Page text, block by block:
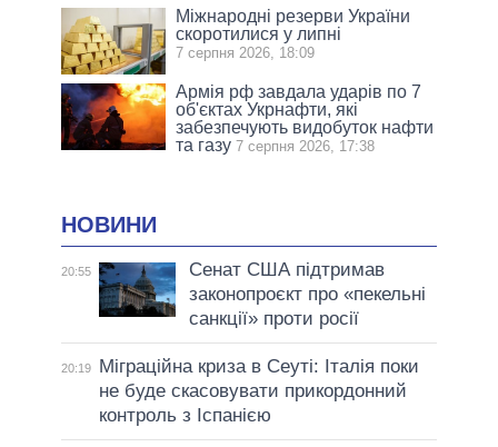
Міжнародні резерви України
скоротилися у липні
7 серпня 2026, 18:09
Армія рф завдала ударів по 7
об'єктах Укрнафти, які
забезпечують видобуток нафти
та газу 7 серпня 2026, 17:38
НОВИНИ
20:55
Сенат США підтримав
законопроєкт про «пекельні
санкції» проти росії
20:19
Міграційна криза в Сеуті: Італія поки
не буде скасовувати прикордонний
контроль з Іспанією